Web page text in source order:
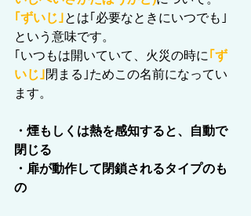
｢ずいじ｣とは｢必要なときにいつでも｣
という意味です。
｢いつもは開いていて、火災の時に ｢ず
いじ｣閉まる｣ためこの名前になってい
ます。
・煙もしくは熱を感知すると、自動で
閉じる
・扉が動作して閉鎖されるタイプのも
の